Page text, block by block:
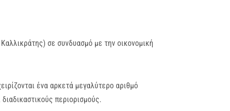
σε συνδυασμό με την οικονομική
ένα αρκετά μεγαλύτερο αριθμό
περιορισμούς.